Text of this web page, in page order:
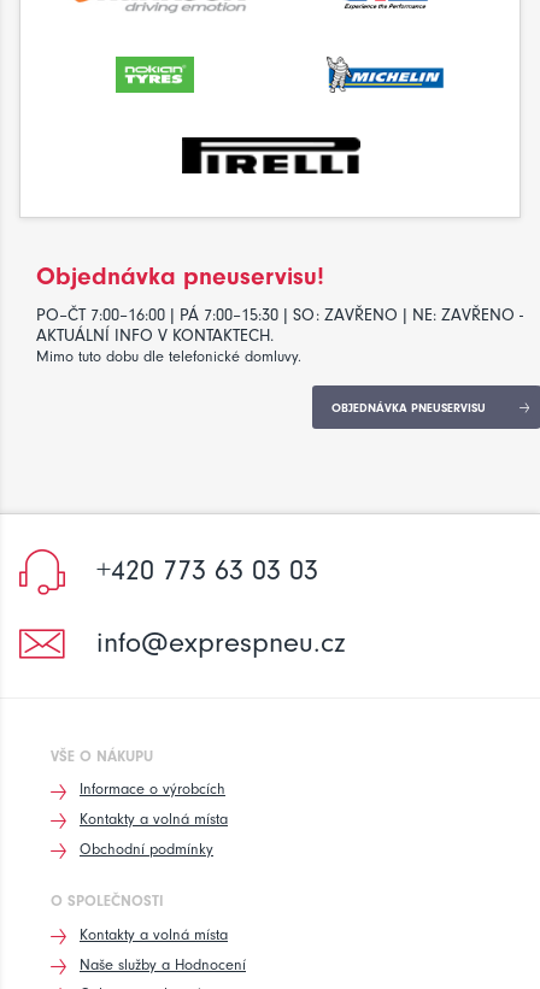
Objednávka pneuservisu!
PO–ČT 7:00–16:00 | PÁ 7:00–15:30 | SO: ZAVŘENO | NE: ZAVŘENO -
AKTUÁLNÍ INFO V KONTAKTECH.
Mimo tuto dobu dle telefonické domluvy.
OBJEDNÁVKA PNEUSERVISU
+420 773 63 03 03
info@exprespneu.cz
VŠE O NÁKUPU
Informace o výrobcích
Kontakty a volná místa
Obchodní podmínky
O SPOLEČNOSTI
Kontakty a volná místa
Naše služby a Hodnocení